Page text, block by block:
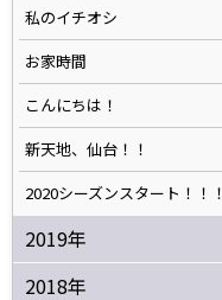
私のイチオシ
お家時間
こんにちは！
新天地、仙台！！
2020シーズンスタート！！！
2019年
2018年